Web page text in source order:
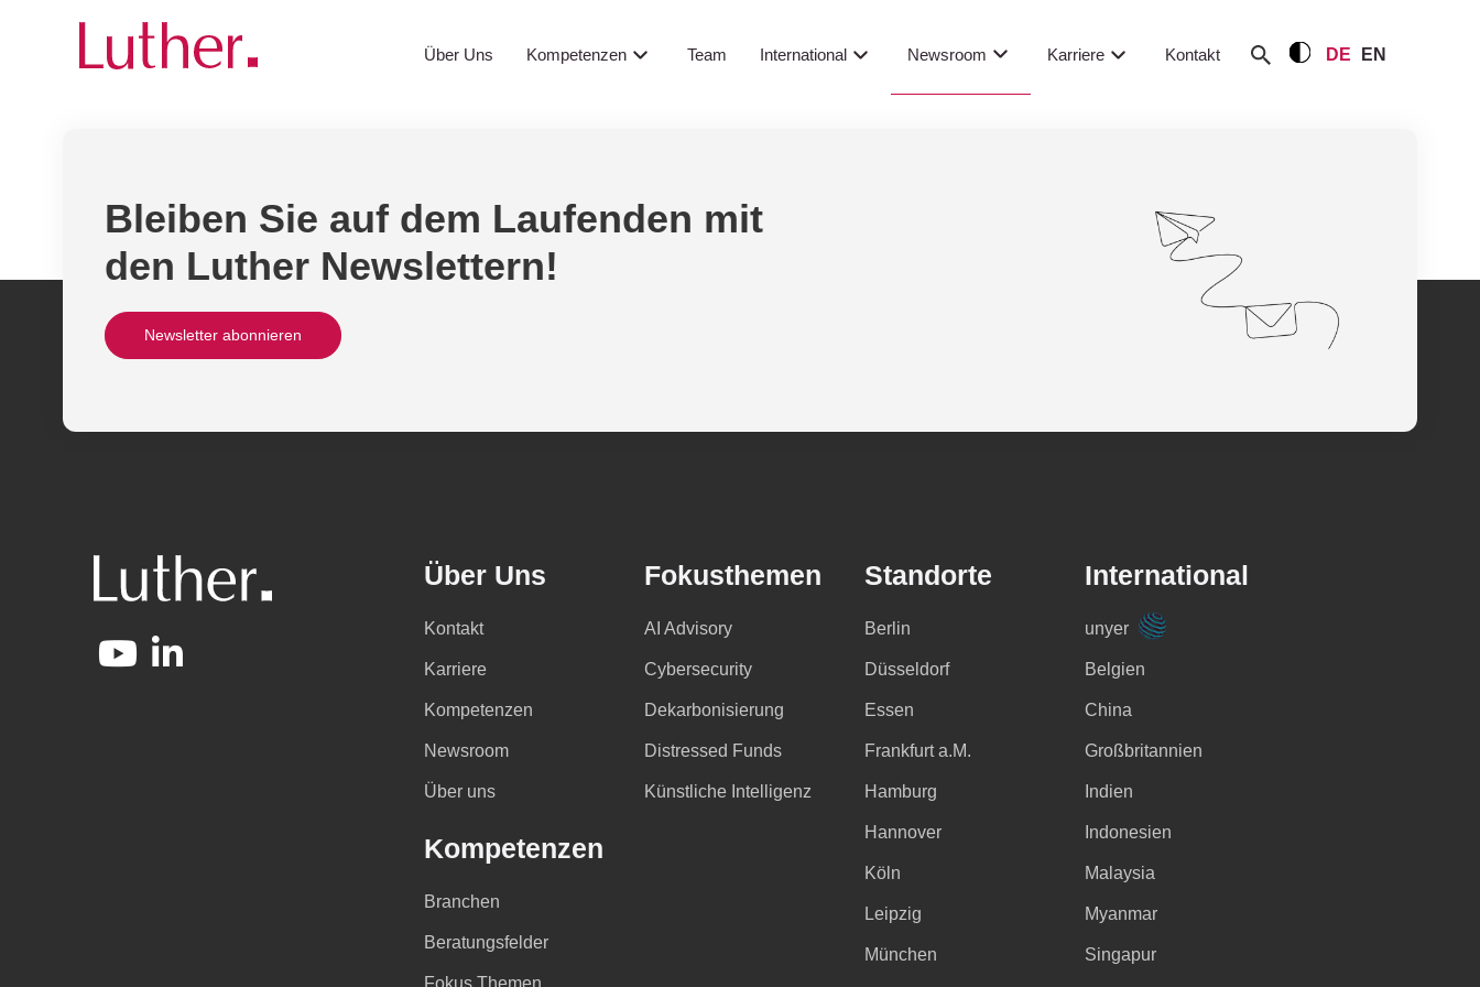
Über Uns Kompetenzen Team International Newsroom Karriere Kontakt DE EN
Bleiben Sie auf dem Laufenden mit
den Luther Newslettern!
Newsletter abonnieren
Über Uns
Kontakt
Karriere
Kompetenzen
Newsroom
Über uns
Kompetenzen
Branchen
Beratungsfelder
Fokus Themen
Fokusthemen
AI Advisory
Cybersecurity
Dekarbonisierung
Distressed Funds
Künstliche Intelligenz
Standorte
Berlin
Düsseldorf
Essen
Frankfurt a.M.
Hamburg
Hannover
Köln
Leipzig
München
International
unyer
Belgien
China
Großbritannien
Indien
Indonesien
Malaysia
Myanmar
Singapur